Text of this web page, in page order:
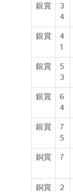
銀賞
3
4
銀賞
4
1
銀賞
5
3
銀賞
6
4
銀賞
7
5
銅賞 7
銅賞 2